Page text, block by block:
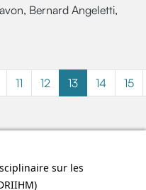
Bernard Angeletti,
11 12 13 14 15
sur les
)